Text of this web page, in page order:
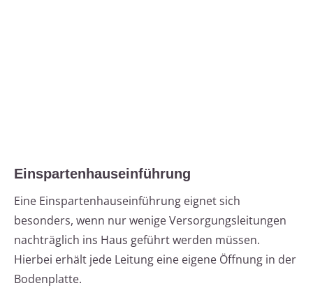
Einspartenhauseinführung
Eine Einspartenhauseinführung eignet sich
besonders, wenn nur wenige Versorgungsleitungen
nachträglich ins Haus geführt werden müssen.
Hierbei erhält jede Leitung eine eigene Öffnung in der
Bodenplatte.